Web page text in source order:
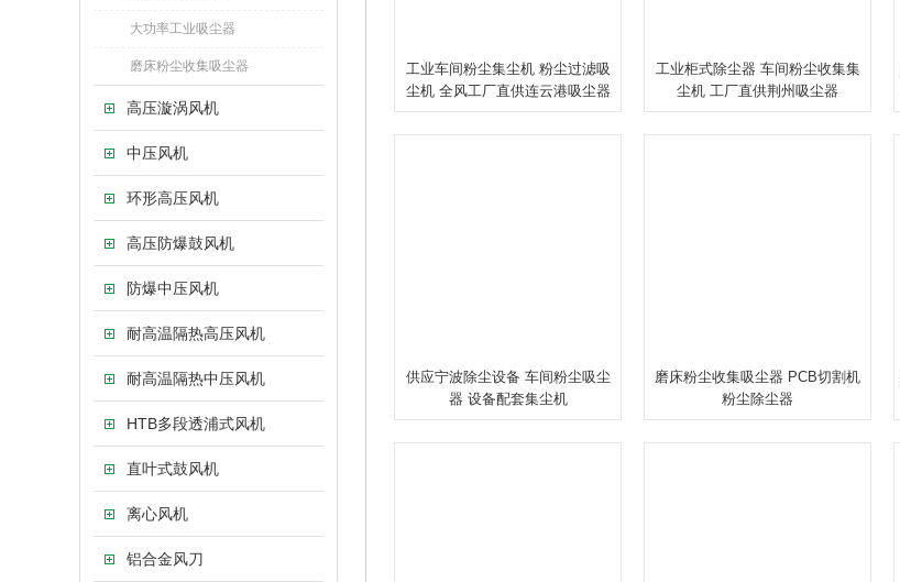
大功率工业吸尘器
磨床粉尘收集吸尘器
高压漩涡风机
中压风机
环形高压风机
高压防爆鼓风机
防爆中压风机
耐高温隔热高压风机
耐高温隔热中压风机
HTB多段透浦式风机
直叶式鼓风机
离心风机
铝合金风刀
工业车间粉尘集尘机 粉尘过滤吸
尘机 全风工厂直供连云港吸尘器
工业柜式除尘器 车间粉尘收集集
尘机 工厂直供荆州吸尘器
供应宁波除尘设备 车间粉尘吸尘
器 设备配套集尘机
磨床粉尘收集吸尘器 PCB切割机
粉尘除尘器